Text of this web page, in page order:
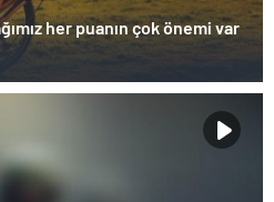
her puanın çok önemi var